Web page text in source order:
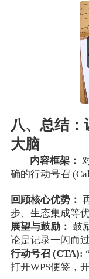
八、总结：
大脑
内容框架：
确的行动号召
回顾核心优势：
步、生态集成等优
展望与鼓励： 鼓
论是记录一闪而
行动号召 (CTA):
打开WPS便签，